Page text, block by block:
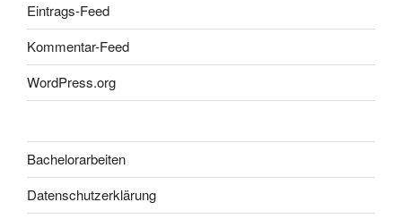
Eintrags-Feed
Kommentar-Feed
WordPress.org
Bachelorarbeiten
Datenschutzerklärung